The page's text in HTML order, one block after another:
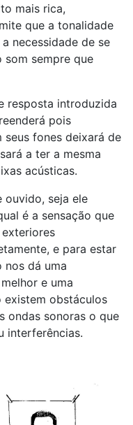
mais rica,
que a tonalidade
necessidade de se
som sempre que
resposta introduzida
pois
fones deixará de
a ter a mesma
acústicas.
ouvido, seja ele
é a sensação que
e para estar
nos dá uma
e uma
existem obstáculos
ondas sonoras o que
interferências.